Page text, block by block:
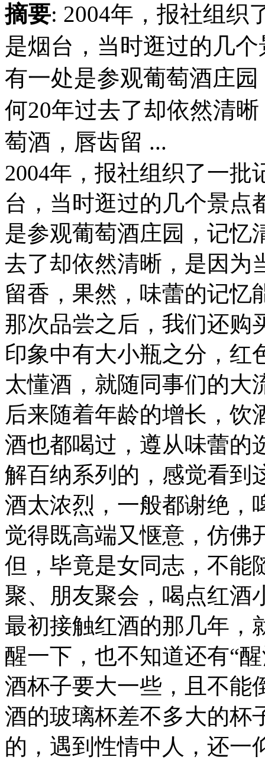
摘要: 2004年，报社组织
是烟台，当时逛过的几
有一处是参观葡萄酒庄
何20年过去了却依然清
萄酒，唇齿留 ...
2004年，报社组织了一
台，当时逛过的几个景点
是参观葡萄酒庄园，记忆
去了却依然清晰，是因为
留香，果然，味蕾的记忆
那次品尝之后，我们还购
印象中有大小瓶之分，红
太懂酒，就随同事们的大
后来随着年龄的增长，饮
酒也都喝过，遵从味蕾的
解百纳系列的，感觉看到
酒太浓烈，一般都谢绝，
觉得既高端又惬意，仿佛
但，毕竟是女同志，不能
聚、朋友聚会，喝点红酒
最初接触红酒的那几年，
醒一下，也不知道还有“
酒杯子要大一些，且不能
酒的玻璃杯差不多大的杯
的，遇到性情中人，还一